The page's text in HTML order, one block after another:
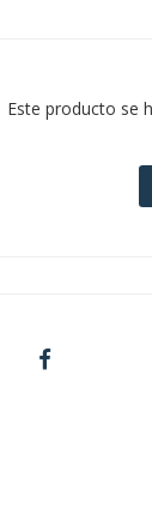
Este producto se